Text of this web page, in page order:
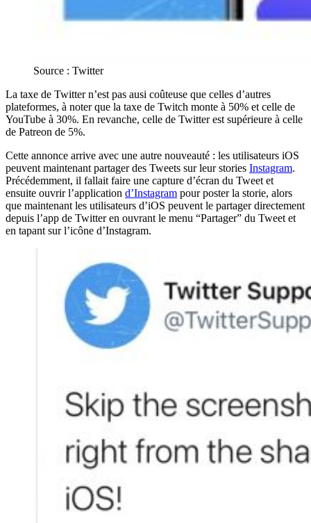
Source : Twitter
La taxe de Twitter n’est pas ausi coûteuse que celles d’autres
plateformes, à noter que la taxe de Twitch monte à 50% et celle de
YouTube à 30%. En revanche, celle de Twitter est supérieure à celle
de Patreon de 5%.
Cette annonce arrive avec une autre nouveauté : les utilisateurs iOS
peuvent maintenant partager des Tweets sur leur stories Instagram.
Précédemment, il fallait faire une capture d’écran du Tweet et
ensuite ouvrir l’application d’Instagram pour poster la storie, alors
que maintenant les utilisateurs d’iOS peuvent le partager directement
depuis l’app de Twitter en ouvrant le menu “Partager” du Tweet et
en tapant sur l’icône d’Instagram.